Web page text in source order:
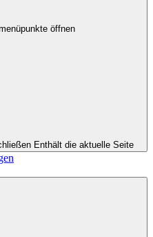
öffnen
Enthält die aktuelle Seite